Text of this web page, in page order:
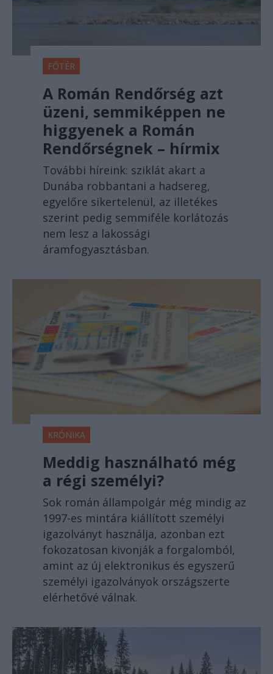
FŐTÉR
A Román Rendőrség azt
üzeni, semmiképpen ne
higgyenek a Román
Rendőrségnek – hírmix
További híreink: sziklát akart a
Dunába robbantani a hadsereg,
egyelőre sikertelenül, az illetékes
szerint pedig semmiféle korlátozás
nem lesz a lakossági
áramfogyasztásban.
KRÓNIKA
Meddig használható még
a régi személyi?
Sok román állampolgár még mindig az
1997-es mintára kiállított személyi
igazolványt használja, azonban ezt
fokozatosan kivonják a forgalomból,
amint az új elektronikus és egyszerű
személyi igazolványok országszerte
elérhetővé válnak.